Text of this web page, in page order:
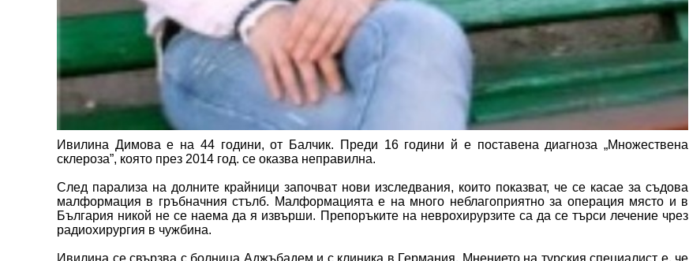
Ивилина Димова е на 44 години, от Балчик. Преди 16 години й е поставена диагноза „Множествена
склероза”, която през 2014 год. се оказва неправилна.
След парализа на долните крайници започват нови изследвания, които показват, че се касае за съдова
малформация в гръбначния стълб. Малформацията е на много неблагоприятно за операция място и в
България никой не се наема да я извърши. Препоръките на неврохирурзите са да се търси лечение чрез
радиохирургия в чужбина.
Ивилина се свързва с болница Аджъбадем и с клиника в Германия. Мнението на турския специалист е, че